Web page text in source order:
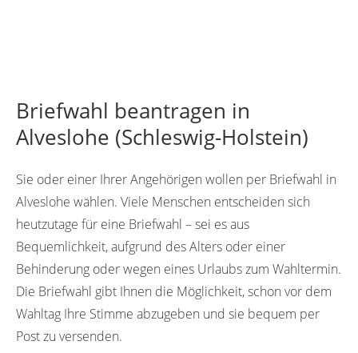
Briefwahl beantragen in
Alveslohe (Schleswig-Holstein)
Sie oder einer Ihrer Angehörigen wollen per Briefwahl in
Alveslohe wählen. Viele Menschen entscheiden sich
heutzutage für eine Briefwahl – sei es aus
Bequemlichkeit, aufgrund des Alters oder einer
Behinderung oder wegen eines Urlaubs zum Wahltermin.
Die Briefwahl gibt Ihnen die Möglichkeit, schon vor dem
Wahltag Ihre Stimme abzugeben und sie bequem per
Post zu versenden.